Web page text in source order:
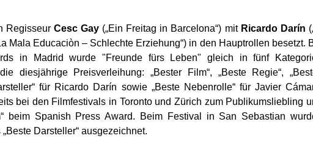
Regisseur Cesc Gay(„Ein Freitag in Barcelona“) mit Ricardo Darín
Mala Educaciòn – Schlechte Erziehung“) in den Hauptrollen besetzt.
in Madrid wurde "Freunde fürs Leben" gleich in fünf
diesjährige Preisverleihung: „Bester Film“, „Beste Regie“,
für Ricardo Darín sowie „Beste Nebenrolle“ für Javier
bei den Filmfestivals in Toronto und Zürich zum Publikumsliebling
beim Spanish Press Award. Beim Festival in San Sebastian
Darsteller“ ausgezeichnet.